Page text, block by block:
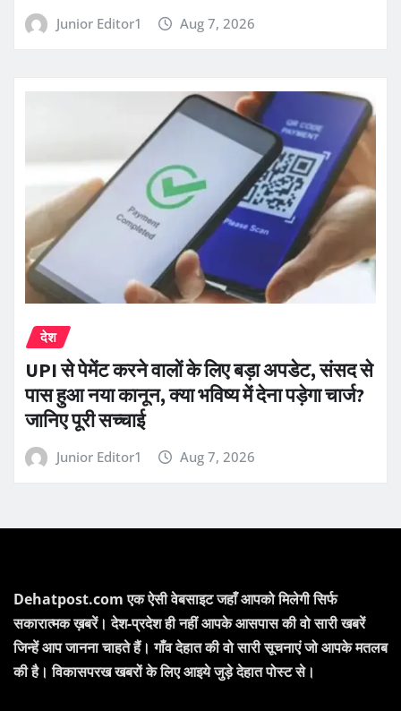
Junior Editor1 Aug 7, 2026
देश
UPI से पेमेंट करने वालों के लिए बड़ा अपडेट, संसद से
पास हुआ नया कानून, क्या भविष्य में देना पड़ेगा चार्ज?
जानिए पूरी सच्चाई
Junior Editor1 Aug 7, 2026
Dehatpost.com एक ऐसी वेबसाइट जहाँ आपको मिलेगी सिर्फ
सकारात्मक ख़बरें। देश-प्रदेश ही नहीं आपके आसपास की वो सारी खबरें
जिन्हें आप जानना चाहते हैं। गाँव देहात की वो सारी सूचनाएं जो आपके मतलब
की है। विकासपरख खबरों के लिए आइये जुड़े देहात पोस्ट से।